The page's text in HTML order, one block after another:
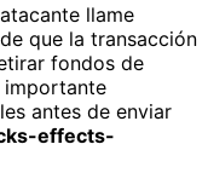
llame
que la transacción
fondos de
importante
antes de enviar
effects-